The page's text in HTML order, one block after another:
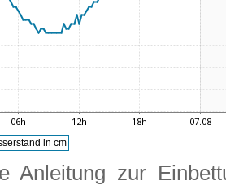
Anleitung zur